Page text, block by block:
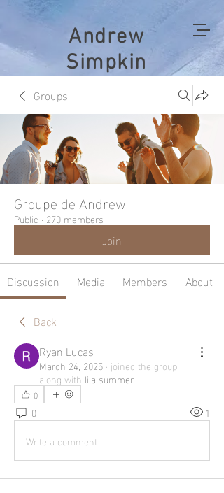
Andrew
Simpkin
Groups
Groupe de Andrew
Public · 270 members
Join
Discussion Media Members
About
Back
Ryan Lucas
March 24, 2025 · joined the group
along with lila summer.
0
0
1
Write a comment...